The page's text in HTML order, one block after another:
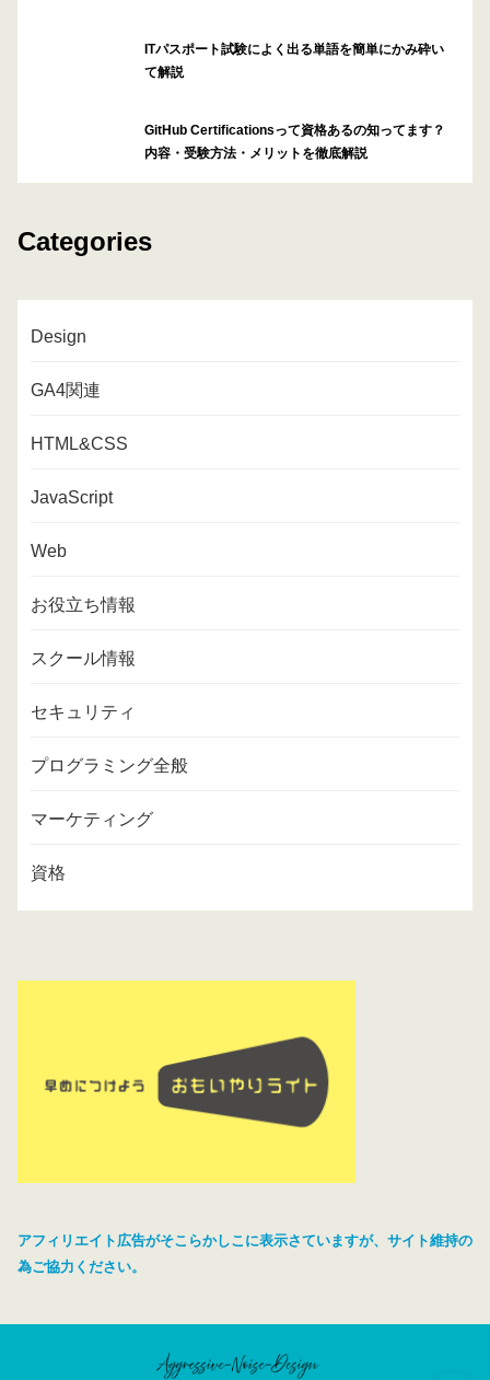
ITパスポート試験によく出る単語を簡単にかみ砕い
て解説
GitHub Certificationsって資格あるの知ってます？
内容・受験方法・メリットを徹底解説
Categories
Design
GA4関連
HTML&CSS
JavaScript
Web
お役立ち情報
スクール情報
セキュリティ
プログラミング全般
マーケティング
資格
アフィリエイト広告がそこらかしこに表示さていますが、サイト維持の
為ご協力ください。